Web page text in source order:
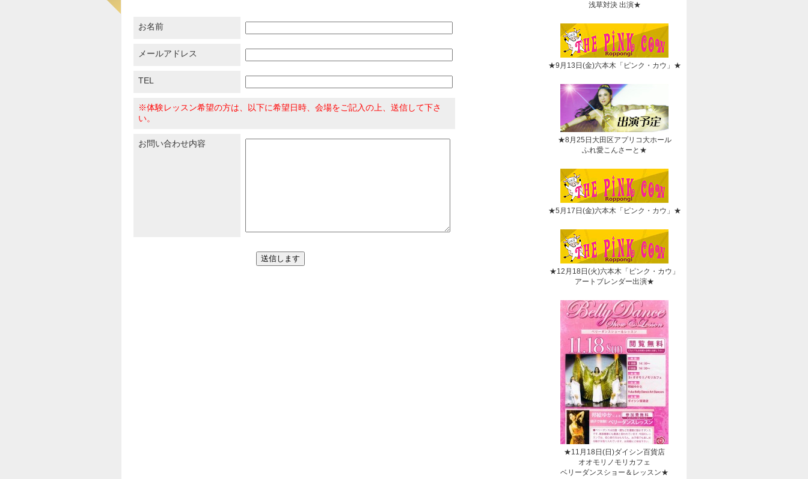
お名前
メールアドレス
TEL
※体験レッスン希望の方は、以下に希望日時、会場をご記入の上、送信して下さ
い。
お問い合わせ内容
浅草対決 出演★
★9月13日(金)六本木「ピンク・カウ」★
★8月25日大田区アプリコ大ホール
ふれ愛こんさーと★
★5月17日(金)六本木「ピンク・カウ」★
★12月18日(火)六本木「ピンク・カウ」
アートブレンダー出演★
★11月18日(日)ダイシン百貨店
オオモリノモリカフェ
ベリーダンスショー＆レッスン★